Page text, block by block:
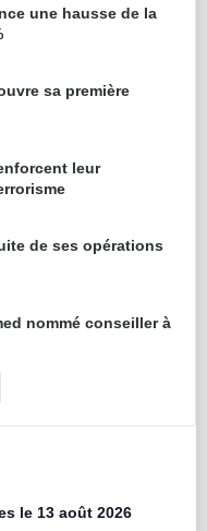
une hausse de la
sa première
leur
de ses opérations
nommé conseiller à
le 13 août 2026